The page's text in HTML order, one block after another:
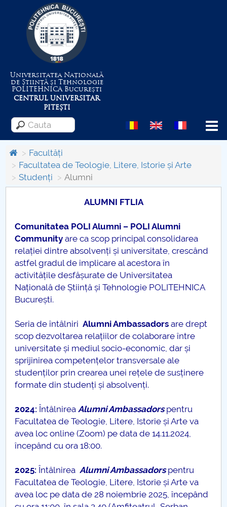
Universitatea Națională
de Știință și Tehnologie
POLITEHNICABucurești
CENTRUL UNIVERSITAR
PITEȘTI
Menu
Despre Universitate
Centrul de Management al Proiectelor
Consiliul de Administratie
Nr. de telefon si adrese Facultăți
Admitere
Români de pretutindeni - ADMITERE
Senat
Facultăți
Studenți
Relații Publice
Relații Internaționale
PNRR
Proiect PRIM STUD
Facultăți
Facultatea de Teologie, Litere, Istorie și Arte
Studenți
Alumni
ALUMNI FTLIA
Comunitatea POLI Alumni – POLI Alumni
Communityare ca scop principal consolidarea
relației dintre absolvenți și universitate, crescând
astfel gradul de implicare al acestora în
activitățile desfășurate de Universitatea
Națională de Știință și Tehnologie POLITEHNICA
București.
Seria de întâlniriAlumni Ambassadors are drept
scop dezvoltarea relațiilor de colaborare între
universitate și mediul socio-economic, dar și
sprijinirea competențelor transversale ale
studenților prin crearea unei rețele de susținere
formate din studenți și absolvenți.
2024: ÎntâlnireaAlumni Ambassadorspentru
Facultatea de Teologie, Litere, Istorie și Arte va
avea loc online (Zoom) pe data de 14.11.2024,
începând cu ora 18:00.
2025: ÎntâlnireaAlumni Ambassadorspentru
Facultatea de Teologie, Litere, Istorie și Arte va
avea loc pe data de 28 noiembrie 2025, începând